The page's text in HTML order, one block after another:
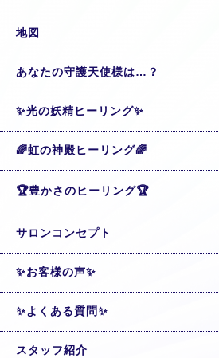
地図
あなたの守護天使様は…？
✨光の妖精ヒーリング✨
🌈虹の神殿ヒーリング🌈
🏆豊かさのヒーリング🏆
サロンコンセプト
✨お客様の声✨
✨よくある質問✨
スタッフ紹介